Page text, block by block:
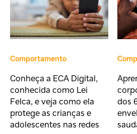
Comportamento
Conheça a ECA Digital,
conhecida como Lei
Felca, e veja como ela
protege as crianças e
adolescentes nas redes
dos